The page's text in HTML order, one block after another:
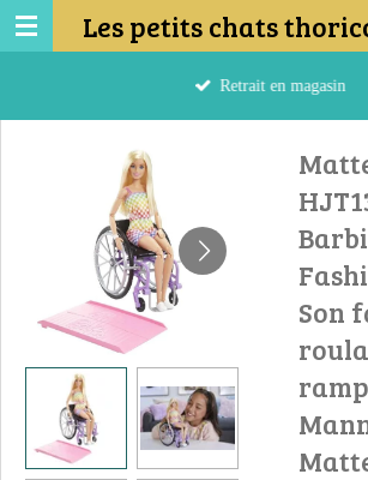
Passer
au
Les petits chats
Retrait en magasin
Son